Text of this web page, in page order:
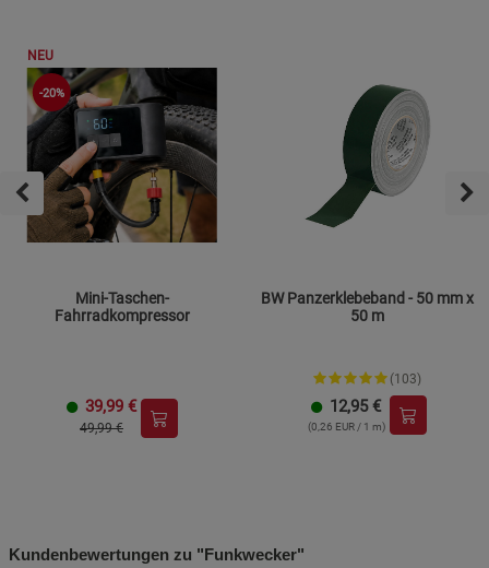
NEU
-20%
Mini-Taschen-
Fahrradkompressor
39,99 €
49,99 €
BW Panzerklebeband - 50 mm x
50 m
(103)
12,95 €
(0,26 EUR / 1 m)
Kundenbewertungen zu "Funkwecker"